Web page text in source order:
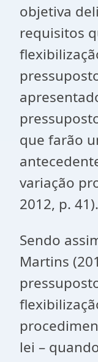
objetiva
requisitos
que farão
variação
2012, p. 41).
Sendo
Martins
lei –